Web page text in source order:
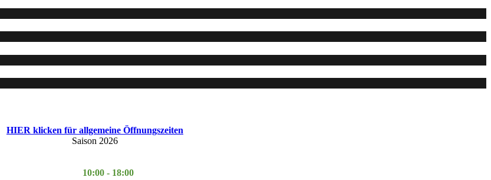
HIER klicken für allgemeine Öffnungszeiten
Saison 2026
10:00 - 18:00